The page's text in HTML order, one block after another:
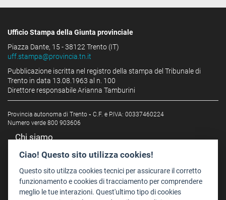
Ufficio Stampa della Giunta provinciale
Piazza Dante, 15 - 38122 Trento (IT)
uff.stampa@provincia.tn.it
Pubblicazione iscritta nel registro della stampa del Tribunale di
Trento in data 13.08.1963 al n. 100
Direttore responsabile Arianna Tamburini
Provincia autonoma di Trento - C.F. e P.IVA: 00337460224
Numero verde 800 903606
Chi siamo
Redazione
Staff
Format - Centro Audiovisivi
Trentino Film Commission
Ciao! Questo sito utilizza cookies!
Questo sito utilzza cookies tecnici per assicurare il corretto
funzionamento e cookies di tracciamento per comprendere
meglio le tue interazioni. Quest'ultimo tipo di cookies